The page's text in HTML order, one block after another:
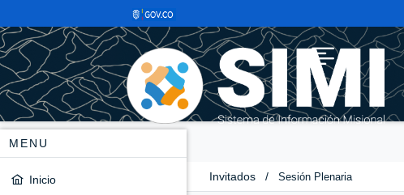
MENU
Inicio Invitados / Sesión Plenaria